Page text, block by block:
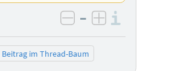
negativ bewerten
– positiv
Beitrag im Thread-Baum